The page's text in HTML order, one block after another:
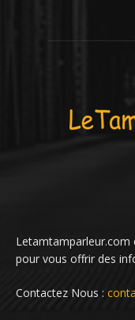
Letamtamparleur.com
pour vous offrir des
Contactez Nous :